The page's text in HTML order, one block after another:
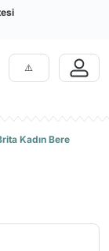
Kadın Bere